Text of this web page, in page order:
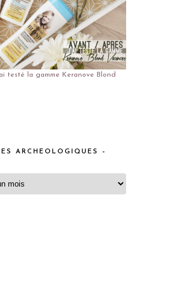
testé la gamme Keranove Blond
ARCHEOLOGIQUES –